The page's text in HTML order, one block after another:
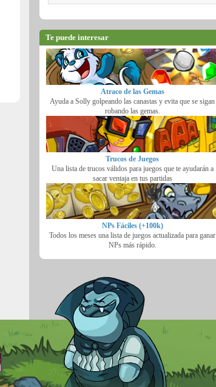
Te puede interesar
Atraco de las Gemas
Ayuda a Solly golpeando las canastas y evita que se sigan
robando las gemas.
Trucos de Juegos
Una lista de trucos válidos para juegos que te ayudarán a
sacar ventaja en tus partidas
NPs Fáciles (+100k)
Todos los meses una lista de juegos actualizada para ganar
NPs más rápido.